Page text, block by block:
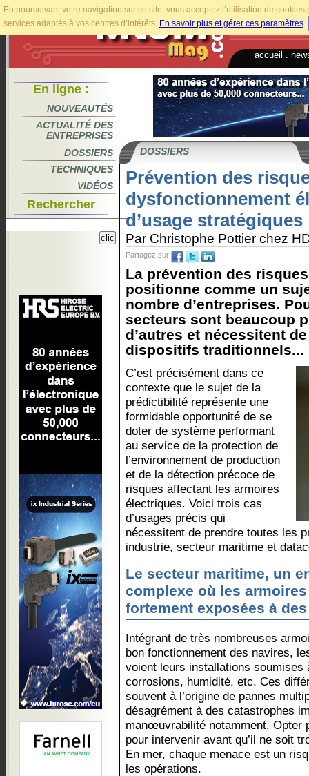
En poursuivant votre navigation sur ce site, vous acceptez l’utilisation de
services adaptés à vos centres d’intérêts. En savoir plus et gérer ces paramètres.
accueil
En ligne :
NOUVEAUTÉS
ACTUALITÉ DES
ENTREPRISES
DOSSIERS
TECHNIQUES
VIDÉOS
Rechercher
DOSSIERS
Prévention des
dysfonctionnement
d’usage stratégiques
Par Christophe Pottier chez
Partagez sur
La prévention des
positionne comme un
nombre d’entreprises.
secteurs sont beaucoup
d’autres et nécessitent
dispositifs traditionnels...
C’est précisément dans ce
contexte que le sujet de la
prédictibilité représente une
formidable opportunité de se
doter de système performant
au service de la protection de
l’environnement de production
et de la détection précoce de
risques affectant les armoires
électriques. Voici trois cas
d’usages précis qui
nécessitent de prendre toutes les
industrie, secteur maritime et
Le secteur maritime, un
complexe où les
fortement exposées à
Intégrant de très nombreuses
bon fonctionnement des navires,
voient leurs installations
corrosions, humidité, etc. Ces
souvent à l’origine de pannes
désagrément à des catastrophes
manœuvrabilité notamment. Opter
pour intervenir avant qu’il ne soit
En mer, chaque menace est un
les opérations.